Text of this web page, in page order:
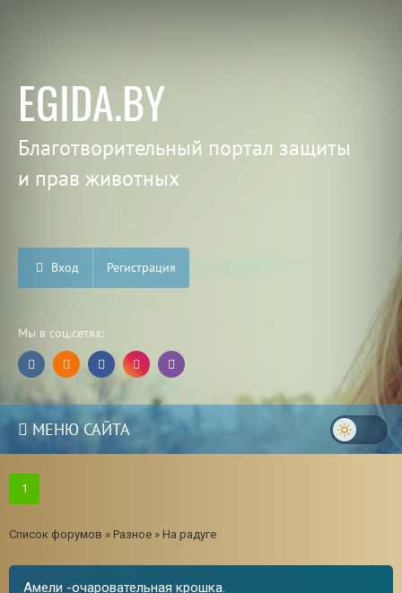
EGIDA.BY
Благотворительный портал защиты
и прав животных
Вход Регистрация
Мы в соц.сетях:
МЕНЮ САЙТА
1
Список форумов » Разное » На радуге
Амели -очаровательная крошка.